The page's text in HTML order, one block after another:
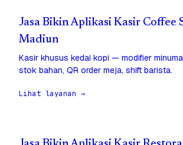
Jasa Bikin Aplikasi Kasir Coffee
Madiun
Kasir khusus kedai kopi — modifier
stok bahan, QR order meja, shift barista.
Lihat layanan →